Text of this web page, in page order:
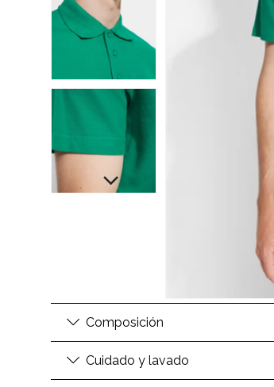
Composición
Cuidado y lavado